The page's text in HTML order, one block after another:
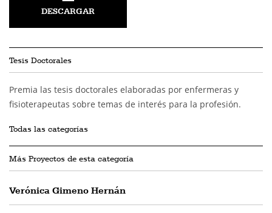
DESCARGAR
Tesis Doctorales
Premia las tesis doctorales elaboradas por enfermeras y
fisioterapeutas sobre temas de interés para la profesión.
Todas las categorías
Más Proyectos de esta categoría
Verónica Gimeno Hernán